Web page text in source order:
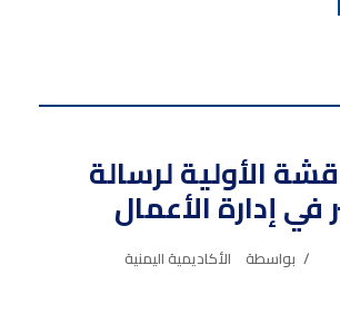
الأولية لرسالة
في إدارة الأعمال
بواسطة الأكاديمية اليمنية